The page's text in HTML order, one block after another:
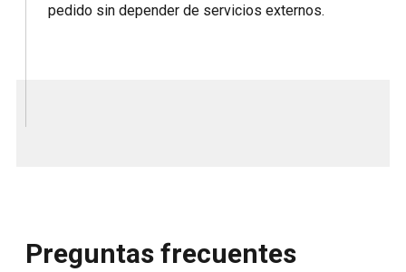
pedido sin depender de servicios externos.
Preguntas frecuentes